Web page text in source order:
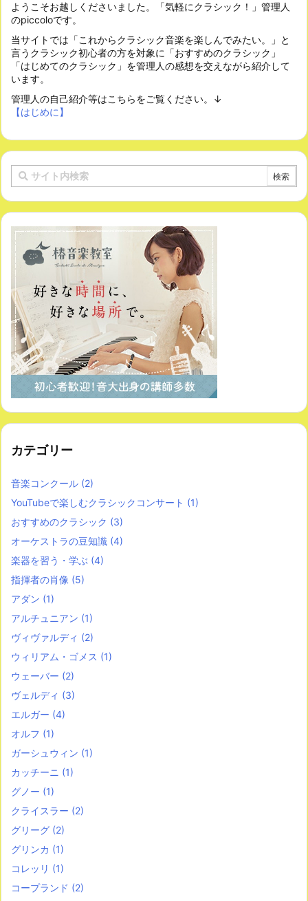
ようこそお越しくださいました。「気軽にクラシック！」管理人
のpiccoloです。
当サイトでは「これからクラシック音楽を楽しんでみたい。」と
言うクラシック初心者の方を対象に「おすすめのクラシック」
「はじめてのクラシック」を管理人の感想を交えながら紹介して
います。
管理人の自己紹介等はこちらをご覧ください。↓
【はじめに】
カテゴリー
音楽コンクール (2)
YouTubeで楽しむクラシックコンサート (1)
おすすめのクラシック (3)
オーケストラの豆知識 (4)
楽器を習う・学ぶ (4)
指揮者の肖像 (5)
アダン (1)
アルチュニアン (1)
ヴィヴァルディ (2)
ウィリアム・ゴメス (1)
ウェーバー (2)
ヴェルディ (3)
エルガー (4)
オルフ (1)
ガーシュウィン (1)
カッチーニ (1)
グノー (1)
クライスラー (2)
グリーグ (2)
グリンカ (1)
コレッリ (1)
コープランド (2)